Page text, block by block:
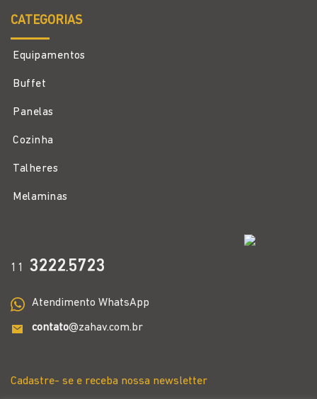
CATEGORIAS
Equipamentos
Buffet
Panelas
Cozinha
Talheres
Melaminas
11 3222.5723
Atendimento WhatsApp
contato@zahav.com.br
Cadastre- se e receba nossa newsletter